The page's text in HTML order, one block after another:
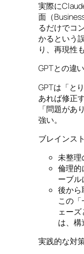
実際に
面（
るだけでコ
かるという
り、再現性
GPTとの違
GPTは「と
あれば修正
「問題があ
強い。
ブレインス
未整理
倫理的
ーブル
後から
この
ェー
は、構
実践的な対